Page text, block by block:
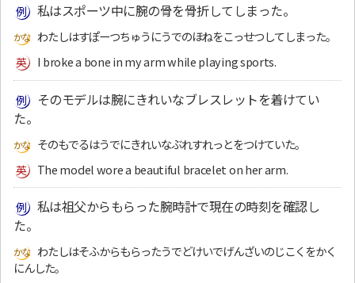
私はスポーツ中に腕の骨を骨折してしまった。
わたしはすぽーつちゅうにうでのほねをこっせつしてしまった。
I broke a bone in my arm while playing sports.
そのモデルは腕にきれいなブレスレットを着けてい
た。
そのもでるはうでにきれいなぶれすれっとをつけていた。
The model wore a beautiful bracelet on her arm.
私は祖父からもらった腕時計で現在の時刻を確認し
た。
わたしはそふからもらったうでどけいでげんざいのじこくをかく
にんした。